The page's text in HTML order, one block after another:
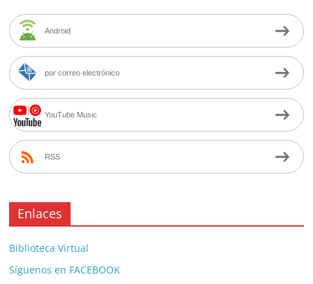
Android
por correo electrónico
YouTube Music
RSS
Enlaces
Biblioteca Virtual
Síguenos en FACEBOOK